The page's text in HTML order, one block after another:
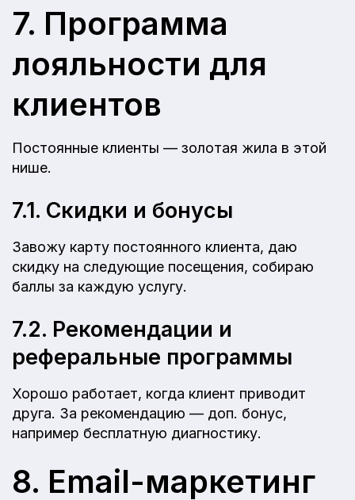
7. Программа
лояльности для
клиентов
Постоянные клиенты — золотая жила в этой
нише.
7.1. Скидки и бонусы
Завожу карту постоянного клиента, даю
скидку на следующие посещения, собираю
баллы за каждую услугу.
7.2. Рекомендации и
реферальные программы
Хорошо работает, когда клиент приводит
друга. За рекомендацию — доп. бонус,
например бесплатную диагностику.
8. Email-маркетинг